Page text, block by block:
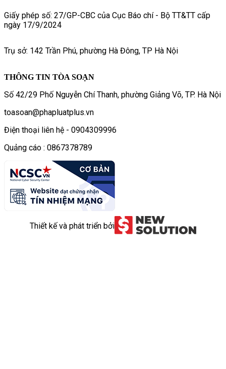
Giấy phép số: 27/GP-CBC của Cục Báo chí - Bộ TT&TT cấp
ngày 17/9/2024
Trụ sở: 142 Trần Phú, phường Hà Đông, TP Hà Nội
THÔNG TIN TÒA SOẠN
Số 42/29 Phố Nguyễn Chí Thanh, phường Giảng Võ, TP. Hà Nội
toasoan@phapluatplus.vn
Điện thoại liên hệ - 0904309996
Quảng cáo : 0867378789
Thiết kế và phát triển bởi